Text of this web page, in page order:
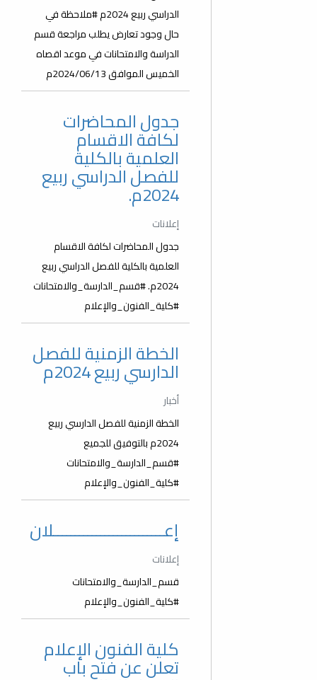
الدراسي ربيع 2024م #ملاحظة في
حال وجود تعارض يطلب مراجعة قسم
الدراسة والامتحانات في موعد اقصاه
الخميس الموافق 2024/06/13م
جدول المحاضرات
لكافة الاقسام
العلمية بالكلية
للفصل الدراسي ربيع
2024م.
إعلانات
جدول المحاضرات لكافة الاقسام
العلمية بالكلية للفصل الدراسي ربيع
2024م. #قسم_الدارسة_والامتحانات
#كلية_الفنون_والإعلام
الخطة الزمنية للفصل
الدارسي ربيع 2024م
أخبار
الخطة الزمنية للفصل الدارسي ربيع
2024م بالتوفيق للجميع
#قسم_الدارسة_والامتحانات
#كلية_الفنون_والإعلام
إعــــــــــــــــــــــــــلان
إعلانات
قسم_الدارسة_والامتحانات
#كلية_الفنون_والإعلام
كلية الفنون الإعلام
تعلن عن فتح باب